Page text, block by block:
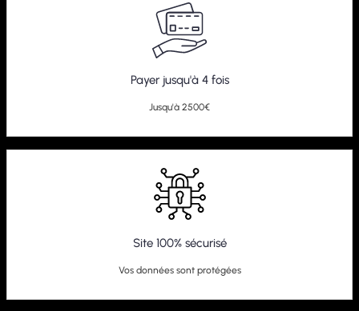
Payer jusqu'à 4 fois
Jusqu'à 2500€
Site 100% sécurisé
Vos données sont protégées